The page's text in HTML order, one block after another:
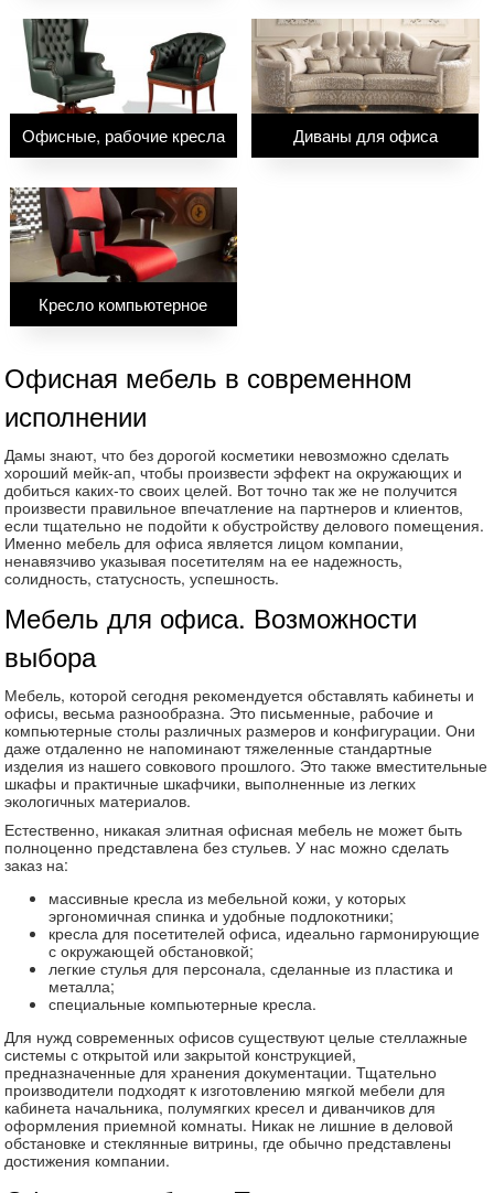
Офисные, рабочие кресла Диваны для офиса
Кресло компьютерное
Офисная мебель в современном
исполнении
Дамы знают, что без дорогой косметики невозможно сделать
хороший мейк-ап, чтобы произвести эффект на окружающих и
добиться каких-то своих целей. Вот точно так же не получится
произвести правильное впечатление на партнеров и клиентов,
если тщательно не подойти к обустройству делового помещения.
Именно мебель для офиса является лицом компании,
ненавязчиво указывая посетителям на ее надежность,
солидность, статусность, успешность.
Мебель для офиса. Возможности
выбора
Мебель, которой сегодня рекомендуется обставлять кабинеты и
офисы, весьма разнообразна. Это письменные, рабочие и
компьютерные столы различных размеров и конфигурации. Они
даже отдаленно не напоминают тяжеленные стандартные
изделия из нашего совкового прошлого. Это также вместительные
шкафы и практичные шкафчики, выполненные из легких
экологичных материалов.
Естественно, никакая элитная офисная мебель не может быть
полноценно представлена без стульев. У нас можно сделать
заказ на:
массивные кресла из мебельной кожи, у которых
эргономичная спинка и удобные подлокотники;
кресла для посетителей офиса, идеально гармонирующие
с окружающей обстановкой;
легкие стулья для персонала, сделанные из пластика и
металла;
специальные компьютерные кресла.
Для нужд современных офисов существуют целые стеллажные
системы с открытой или закрытой конструкцией,
предназначенные для хранения документации. Тщательно
производители подходят к изготовлению мягкой мебели для
кабинета начальника, полумягких кресел и диванчиков для
оформления приемной комнаты. Никак не лишние в деловой
обстановке и стеклянные витрины, где обычно представлены
достижения компании.